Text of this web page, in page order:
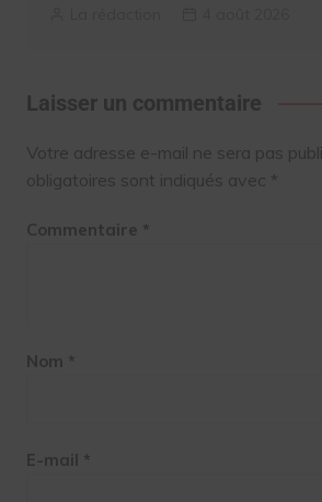
Laisser un commentaire
Votre adresse e-mail ne sera pas
obligatoires sont indiqués avec *
Commentaire *
Nom *
E-mail *